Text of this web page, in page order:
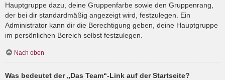
Hauptgruppe dazu, deine Gruppenfarbe sowie den Gruppenrang,
der bei dir standardmäßig angezeigt wird, festzulegen. Ein
Administrator kann dir die Berechtigung geben, deine Hauptgruppe
im persönlichen Bereich selbst festzulegen.
Nach oben
Was bedeutet der „Das Team“-Link auf der Startseite?